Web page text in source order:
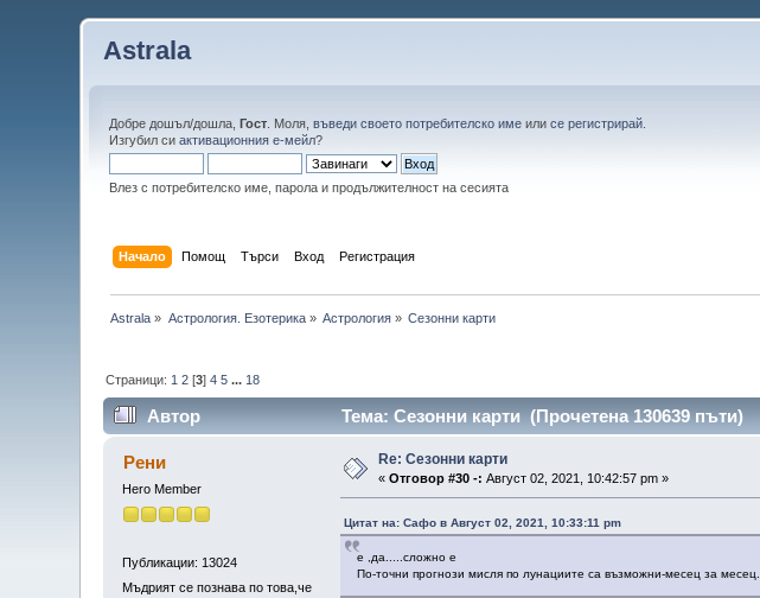
Astrala
Добре дошъл/дошла,Гост . Моля,въведи своето потребителско име илисе регистрирай
Изгубил сиактивационния е-мейл?
Влез с потребителско име, парола и продължителност на сесията
Начало Помощ Търси Вход Регистрация
Astrala » Астрология. Езотерика» Астрология » Сезонни карти
Страници: 1 2 [3]4 5 ... 18
Автор Тема: Сезонни карти (Прочетена 130639 пъти)
Рени
Hero Member
Публикации: 13024
Мъдрият се познава по това,че
Re: Сезонни карти
«Отговор #30 -: Август 02, 2021, 10:42:57 pm »
Цитат на: Сафо в Август 02, 2021, 10:33:11 pm
е ,да.....сложно е
По-точни прогнози мисля по лунациите са възможни-месец за месец.